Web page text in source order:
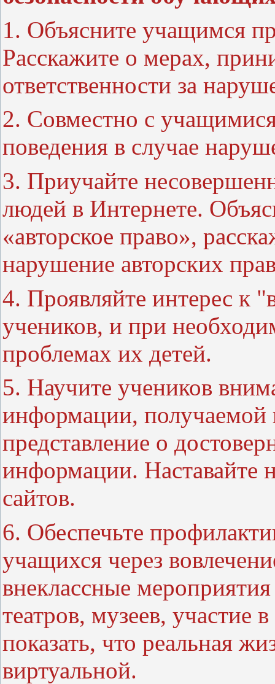
1. Объясните учащимся
Расскажите о мерах,
ответственности за
2. Совместно с
поведения в случае
3. Приучайте
людей в Интернете.
«авторское право»,
нарушение авторских
4. Проявляйте интерес к
учеников, и при
проблемах их детей.
5. Научите учеников
информации, получаемой
представление о
информации. Наставайте
сайтов.
6. Обеспечьте
учащихся через
внеклассные
театров, музеев, участие
показать, что реальная
виртуальной.